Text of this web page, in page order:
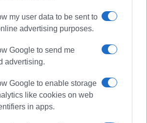
my user data to be sent to
advertising purposes.
Google to send me
advertising.
Google to enable storage
like cookies on web
in apps.
του Πανεπιστημίου
στο ξεκίνημα με την